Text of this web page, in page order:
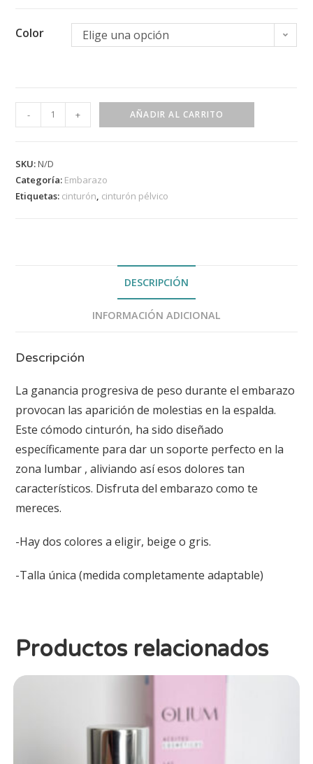
Color Elige una opción
- + AÑADIR AL CARRITO
SKU:N/D
Categoría: Embarazo
Etiquetas: cinturón, cinturón pélvico
DESCRIPCIÓN
INFORMACIÓN ADICIONAL
Descripción
La ganancia progresiva de peso durante el embarazo
provocan las aparición de molestias en la espalda.
Este cómodo cinturón, ha sido diseñado
específicamente para dar un soporte perfecto en la
zona lumbar , aliviando así esos dolores tan
característicos. Disfruta del embarazo como te
mereces.
-Hay dos colores a eligir, beige o gris.
-Talla única (medida completamente adaptable)
Productos relacionados